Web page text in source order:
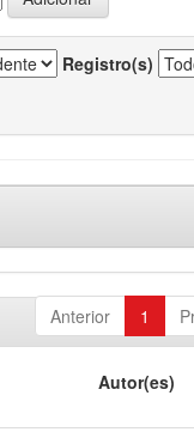
Registro(s)
Anterior 1
Autor(es)